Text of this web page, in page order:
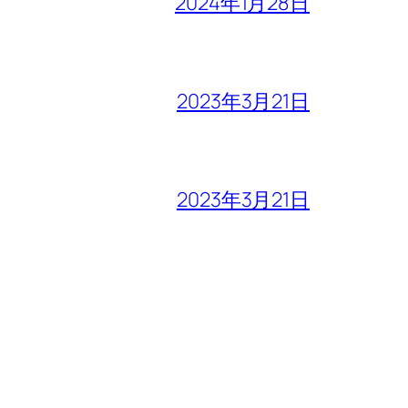
2023年3月21日
2023年3月21日